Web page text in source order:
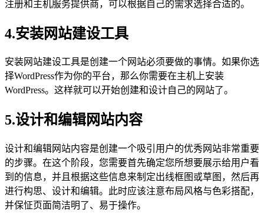
注册和主机服务提供商，可以根据自己的需求选择合适的。
4.安装网站建设工具
安装网站建设工具是创建一个网站必须要做的事情。如果你选
择WordPress作为你的平台，那么你需要在主机上安装
WordPress。这样就可以开始创建和设计自己的网站了。
5.设计和编辑网站内容
设计和编辑网站内容是创建一个吸引用户的优秀网站非常重要
的步骤。在这个阶段，您需要首先确定您所想要展示给用户看
到的信息，并且根据这些信息来制定出线框图或草图，然后再
进行构思、设计和编辑。此时应该注意布局风格与色彩搭配，
并保怔页面简洁明了、易于操作。